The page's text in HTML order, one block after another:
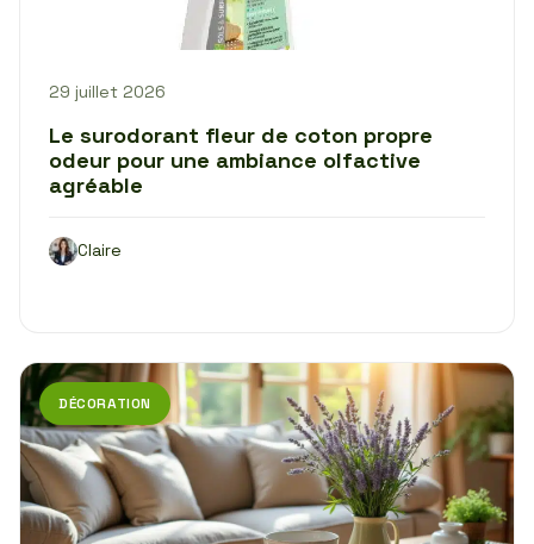
29 juillet 2026
Le surodorant fleur de coton propre
odeur pour une ambiance olfactive
agréable
Claire
DÉCORATION